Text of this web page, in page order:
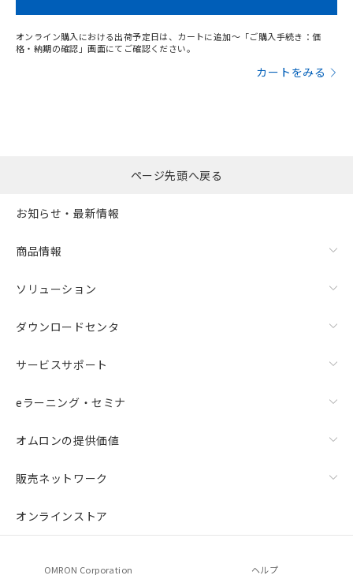
オンライン購入における出荷予定日は、カートに追加～「ご購入手続き：価
格・納期の確認」画面にてご確認ください。
カートをみる
ページ先頭へ戻る
お知らせ・最新情報
商品情報
ソリューション
ダウンロードセンタ
サービスサポート
eラーニング・セミナ
オムロンの提供価値
販売ネットワーク
オンラインストア
OMRON Corporation ヘルプ